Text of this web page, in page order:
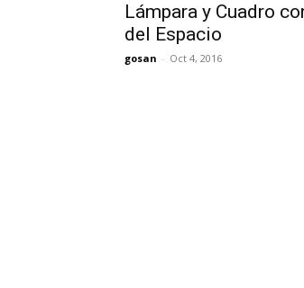
Lámpara y Cuadro
del Espacio
gosan - Oct 4, 2016